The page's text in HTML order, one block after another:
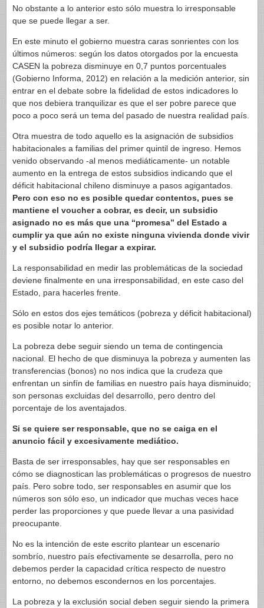
No obstante a lo anterior esto sólo muestra lo irresponsable
que se puede llegar a ser.
En este minuto el gobierno muestra caras sonrientes con los
últimos números: según los datos otorgados por la encuesta
CASEN la pobreza disminuye en 0,7 puntos porcentuales
(Gobierno Informa, 2012) en relación a la medición anterior, sin
entrar en el debate sobre la fidelidad de estos indicadores lo
que nos debiera tranquilizar es que el ser pobre parece que
poco a poco será un tema del pasado de nuestra realidad país.
Otra muestra de todo aquello es la asignación de subsidios
habitacionales a familias del primer quintil de ingreso. Hemos
venido observando -al menos mediáticamente- un notable
aumento en la entrega de estos subsidios indicando que el
déficit habitacional chileno disminuye a pasos agigantados.
Pero con eso no es posible quedar contentos, pues se
mantiene el voucher a cobrar, es decir, un subsidio
asignado no es más que una “promesa” del Estado a
cumplir ya que aún no existe ninguna vivienda donde vivir
y el subsidio podría llegar a expirar.
La responsabilidad en medir las problemáticas de la sociedad
deviene finalmente en una irresponsabilidad, en este caso del
Estado, para hacerles frente.
Sólo en estos dos ejes temáticos (pobreza y déficit habitacional)
es posible notar lo anterior.
La pobreza debe seguir siendo un tema de contingencia
nacional. El hecho de que disminuya la pobreza y aumenten las
transferencias (bonos) no nos indica que la crudeza que
enfrentan un sinfín de familias en nuestro país haya disminuido;
son personas excluidas del desarrollo, pero dentro del
porcentaje de los aventajados.
Si se quiere ser responsable, que no se caiga en el
anuncio fácil y excesivamente mediático.
Basta de ser irresponsables, hay que ser responsables en
cómo se diagnostican las problemáticas o progresos de nuestro
país. Pero sobre todo, ser responsables en asumir que los
números son sólo eso, un indicador que muchas veces hace
perder las proporciones y que puede llevar a una pasividad
preocupante.
No es la intención de este escrito plantear un escenario
sombrío, nuestro país efectivamente se desarrolla, pero no
debemos perder la capacidad crítica respecto de nuestro
entorno, no debemos escondernos en los porcentajes.
La pobreza y la exclusión social deben seguir siendo la primera